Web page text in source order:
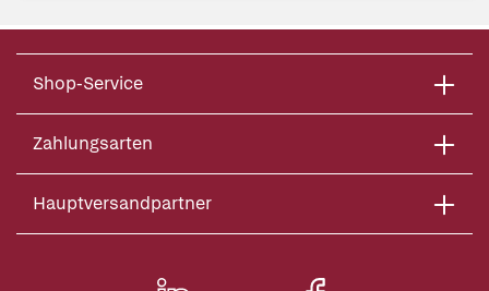
Shop-Service
Zahlungsarten
Hauptversandpartner